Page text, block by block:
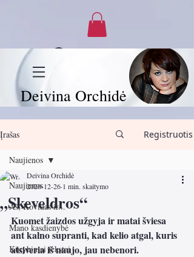
Deivina Orchidė
Įrašas Registruotis
Naujienos
Aš, Kovidas ir...
Mano kasdienybė
Kūrybiniai tekstai
Naujienos
„Skeveldros“
Deivina Orchidė
2020-12-26 1 min. skaitymo
Kuomet žaizdos užgyja ir matai šviesa
ant kalno supranti, kad kelio atgal, kuris
atsiveria iš naujo, jau nebenori.